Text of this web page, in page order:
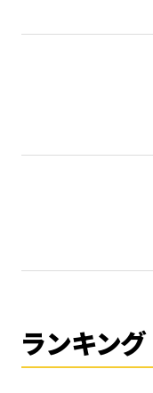
ランキング